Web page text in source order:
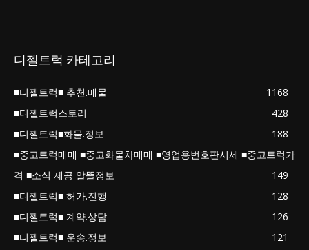
디젤트럭 카테고리
■디젤트럭■ 추천.매물
1168
■디젤트럭스토리
428
■디젤트럭■화물.정보
188
■중고트럭매매 ■중고화물차매매 ■영업용번호판시세 ■중고트럭가
격 ■소식 제공 알뜰정보
149
■디젤트럭■ 허가.진행
128
■디젤트럭■ 계약.상담
126
■디젤트럭■ 운송.정보
121